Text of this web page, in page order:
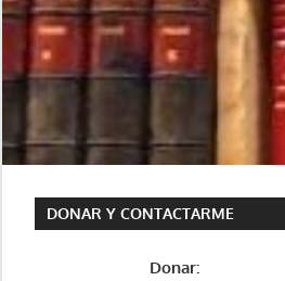
DONAR Y CONTACTARME
Donar: